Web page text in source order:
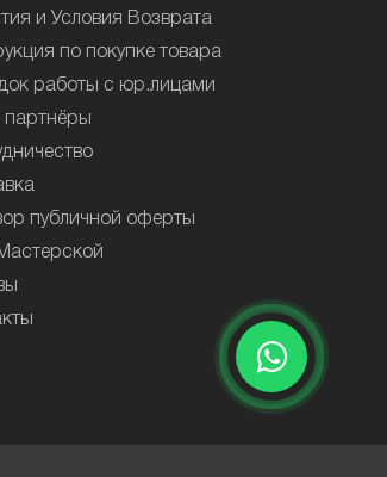
и Условия Возврата
по покупке товара
работы с юр.лицами
публичной оферты